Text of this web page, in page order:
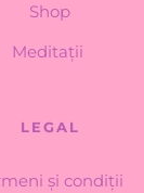
Shop
Meditații
LEGAL
și condiții